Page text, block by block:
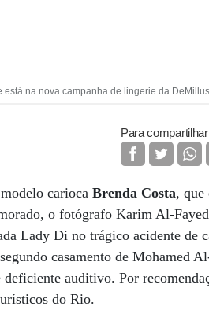
na nova campanha de lingerie da DeMillus
Para
modelo cariocaBrenda Costa, que
o fotógrafo Karim Al-
Lady Di no trágico acidente de
casamento de Mohamed
auditivo. Por
do Rio.